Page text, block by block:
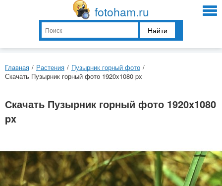
fotoham.ru
Найти
Главная / Растения / Пузырник горный фото /
Скачать Пузырник горный фото 1920x1080 px
Скачать Пузырник горный фото 1920x1080
px